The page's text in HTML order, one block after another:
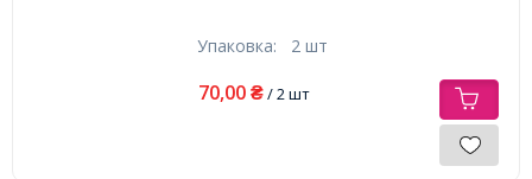
Упаковка: 2 шт
70,00 ₴/ 2 шт